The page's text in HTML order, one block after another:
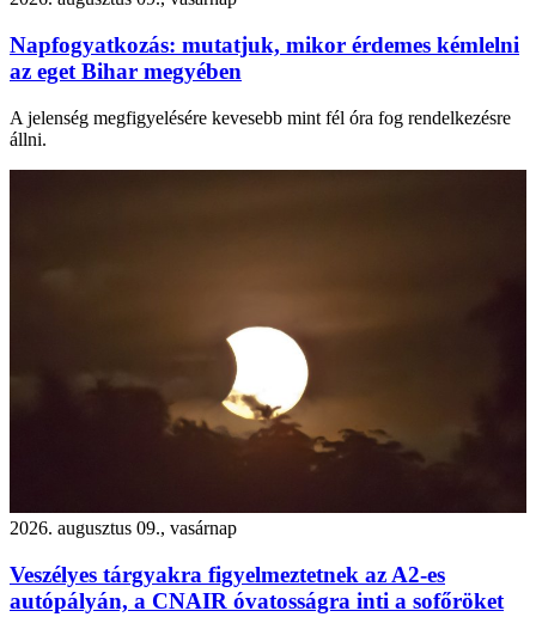
Napfogyatkozás: mutatjuk, mikor érdemes kémlelni
az eget Bihar megyében
A jelenség megfigyelésére kevesebb mint fél óra fog rendelkezésre
állni.
2026. augusztus 09., vasárnap
Veszélyes tárgyakra figyelmeztetnek az A2-es
autópályán, a CNAIR óvatosságra inti a sofőröket